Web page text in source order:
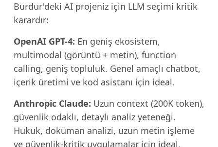
Burdur'deki AI projeniz için LLM seçimi kritik
karardır:
OpenAI GPT-4: En geniş ekosistem,
multimodal (görüntü + metin), function
calling, geniş topluluk. Genel amaçlı chatbot,
içerik üretimi ve kod asistanı için ideal.
Anthropic Claude: Uzun context (200K token),
güvenlik odaklı, detaylı analiz yeteneği.
Hukuk, doküman analizi, uzun metin işleme
ve güvenlik-kritik uygulamalar için ideal.